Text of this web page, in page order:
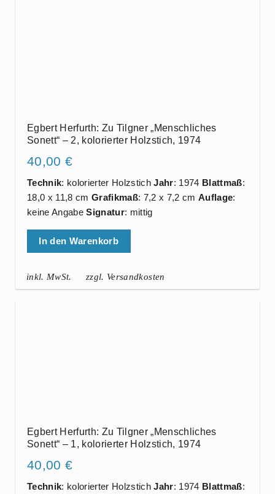
Egbert Herfurth: Zu Tilgner „Menschliches
Sonett“ – 2, kolorierter Holzstich, 1974
40,00 €
Technik: kolorierter HolzstichJahr: 1974 Blattmaß:
18,0 x 11,8 cm Grafikmaß: 7,2 x 7,2 cmAuflage:
keine AngabeSignatur: mittig
In den Warenkorb
inkl. MwSt. zzgl. Versandkosten
Egbert Herfurth: Zu Tilgner „Menschliches
Sonett“ – 1, kolorierter Holzstich, 1974
40,00 €
Technik: kolorierter HolzstichJahr: 1974 Blattmaß: